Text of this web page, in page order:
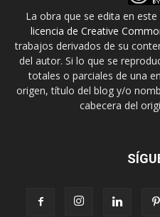
La obra que se edita en
licencia de Creative
trabajos derivados de su
del autor. Si lo que se
totales o parciales de una
origen, título del blog y/o
cabecera del